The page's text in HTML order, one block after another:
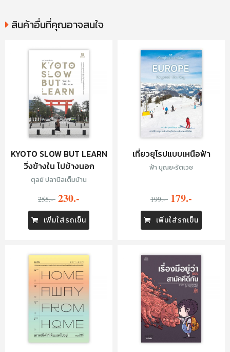
สินค้าอื่นที่คุณอาจสนใจ
KYOTO SLOW BUT LEARN
วิ่งข้างใน ไปข้างนอก
ตุลย์ ปลานิลเต็มบ้าน
255.- 230.-
เพิ่มใส่รถเข็น
เที่ยวยุโรปแบบเหนือฟ้า
ฟ้า บุณยะรัตเวช
199.- 179.-
เพิ่มใส่รถเข็น